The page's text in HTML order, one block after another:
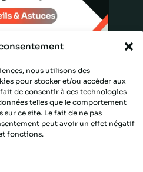
nous utilisons des
pour stocker et/ou accéder aux
de consentir à ces technologies
telles que le comportement
ce site. Le fait de ne pas
peut avoir un effet négatif
fonctions.
votre seo
local pme
québec
pour
Google